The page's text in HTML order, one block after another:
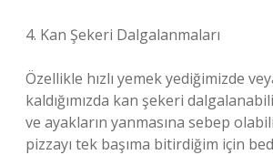
4. Kan Şekeri Dalgalanmaları
Özellikle hızlı yemek yediğimizde
kaldığımızda kan şekeri
ve ayakların yanmasına sebep
pizzayı tek başıma bitirdiğim için